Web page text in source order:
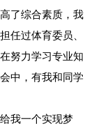
了综合素质，我
任过体育委员、
努力学习专业知
中，有我和同学
我一个实现梦